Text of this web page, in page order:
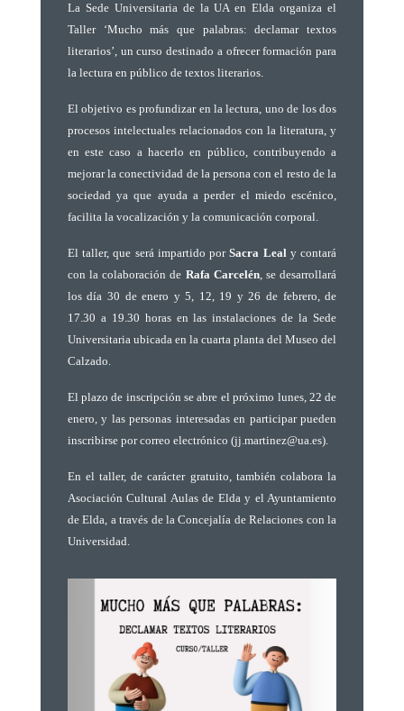
La Sede Universitaria de la UA en Elda organiza el
Taller ‘Mucho más que palabras: declamar textos
literarios’, un curso destinado a ofrecer formación para
la lectura en público de textos literarios.
El objetivo es profundizar en la lectura, uno de los dos
procesos intelectuales relacionados con la literatura, y
en este caso a hacerlo en público, contribuyendo a
mejorar la conectividad de la persona con el resto de la
sociedad ya que ayuda a perder el miedo escénico,
facilita la vocalización y la comunicación corporal.
El taller, que será impartido porSacra Leal y contará
con la colaboración de Rafa Carcelén, se desarrollará
los día 30 de enero y 5, 12, 19 y 26 de febrero, de
17.30 a 19.30 horas en las instalaciones de la Sede
Universitaria ubicada en la cuarta planta del Museo del
Calzado.
El plazo de inscripción se abre el próximo lunes, 22 de
enero, y las personas interesadas en participar pueden
inscribirse por correo electrónico (jj.martinez@ua.es).
En el taller, de carácter gratuito, también colabora la
Asociación Cultural Aulas de Elda y el Ayuntamiento
de Elda, a través de la Concejalía de Relaciones con la
Universidad.